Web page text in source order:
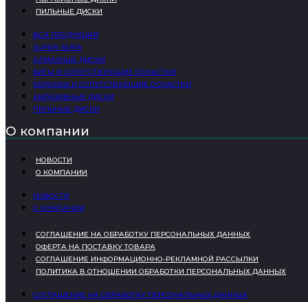
ПИЛЬНЫЕ ДИСКИ
ВСЯ ПРОДУКЦИЯ
SUPER SERIA
АЛМАЗНЫЕ ДИСКИ
БИТЫ И СОПУТСТВУЮЩИЕ ОСНАСТКИ
КОРОНКИ И СОПУТСТВУЮЩИЕ ОСНАСТКИ
АБРАЗИВНЫЕ ДИСКИ
ПИЛЬНЫЕ ДИСКИ
О компании
НОВОСТИ
О КОМПАНИИ
НОВОСТИ
О КОМПАНИИ
СОГЛАШЕНИЕ НА ОБРАБОТКУ ПЕРСОНАЛЬНЫХ ДАННЫХ
ОФЕРТА НА ПОСТАВКУ ТОВАРА
СОГЛАШЕНИЕ ИНФОРМАЦИОННО-РЕКЛАМНОЙ РАССЫЛКИ
ПОЛИТИКА В ОТНОШЕНИИ ОБРАБОТКИ ПЕРСОНАЛЬНЫХ ДАННЫХ
СОГЛАШЕНИЕ НА ОБРАБОТКУ ПЕРСОНАЛЬНЫХ ДАННЫХ